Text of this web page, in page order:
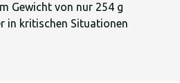
Gewicht von nur 254 g
in kritischen Situationen